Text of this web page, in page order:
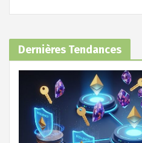
Dernières Tendances